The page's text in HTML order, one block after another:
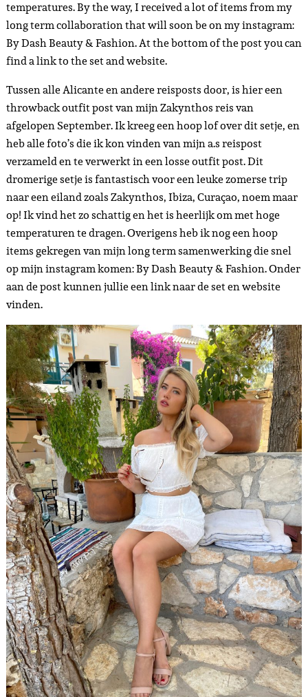
temperatures. By the way, I received a lot of items from my
long term collaboration that will soon be on my instagram:
By Dash Beauty & Fashion. At the bottom of the post you can
find a link to the set and website.
Tussen alle Alicante en andere reisposts door, is hier een
throwback outfit post van mijn Zakynthos reis van
afgelopen September. Ik kreeg een hoop lof over dit setje, en
heb alle foto’s die ik kon vinden van mijn a.s reispost
verzameld en te verwerkt in een losse outfit post. Dit
dromerige setje is fantastisch voor een leuke zomerse trip
naar een eiland zoals Zakynthos, Ibiza, Curaçao, noem maar
op! Ik vind het zo schattig en het is heerlijk om met hoge
temperaturen te dragen. Overigens heb ik nog een hoop
items gekregen van mijn long term samenwerking die snel
op mijn instagram komen: By Dash Beauty & Fashion. Onder
aan de post kunnen jullie een link naar de set en website
vinden.